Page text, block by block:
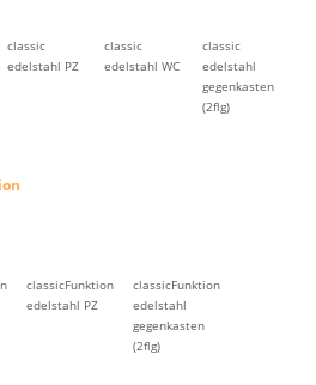
classic
edelstahl PZ
classic
edelstahl WC
classic
edelstahl
gegenkasten
(2flg)
classicFunktion
edelstahl PZ
classicFunktion
edelstahl
gegenkasten
(2flg)